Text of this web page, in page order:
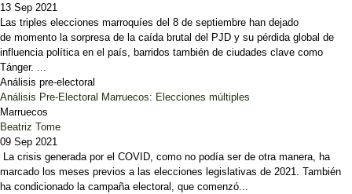
13 Sep 2021
Las triples elecciones marroquíes del 8 de septiembre han dejado
de momento la sorpresa de la caída brutal del PJD y su pérdida global de
influencia política en el país, barridos también de ciudades clave como
Tánger. ...
Análisis pre-electoral
Análisis Pre-Electoral Marruecos: Elecciones múltiples
Marruecos
Beatriz Tome
09 Sep 2021
La crisis generada por el COVID, como no podía ser de otra manera, ha
marcado los meses previos a las elecciones legislativas de 2021. También
ha condicionado la campaña electoral, que comenzó...